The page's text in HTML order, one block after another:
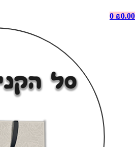
₪0.00
0